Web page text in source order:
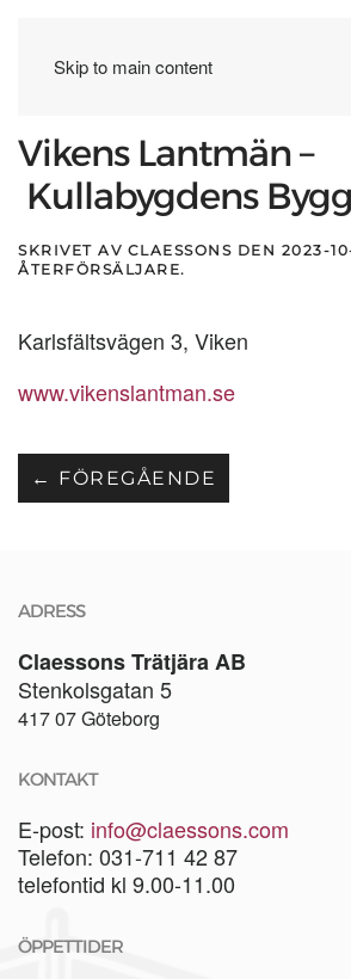
Skip to main content
Vikens Lantmän –
Kullabygdens
SKRIVET AV CLAESSONS DEN 2023-
ÅTERFÖRSÄLJARE.
Karlsfältsvägen 3, Viken
www.vikenslantman.se
← FÖREGÅENDE
ADRESS
Claessons Trätjära AB
Stenkolsgatan 5
417 07 Göteborg
KONTAKT
E-post: info@claessons.com
Telefon: 031-711 42 87
telefontid kl 9.00-11.00
ÖPPETTIDER